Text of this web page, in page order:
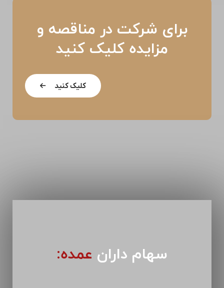
برای شرکت در مناقصه و
مزایده کلیک کنید
کلیک کنید
سهام داران عمده: